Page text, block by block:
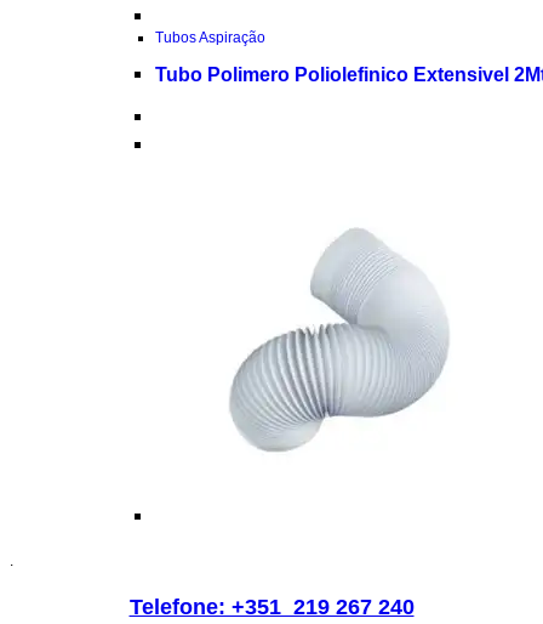
Tubos Aspiração
Tubo Polimero Poliolefinico Extensivel
.
Telefone: +351 219 267 240